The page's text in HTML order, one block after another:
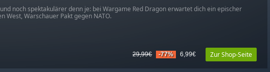
noch spektakulärer denn je: bei Wargame Red Dragon erwartet dich ein epischer
West, Warschauer Pakt gegen NATO.
29,99€ -77% 6,99€ Zur Shop-Seite